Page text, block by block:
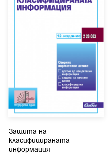
Защита на
класифицираната
информация